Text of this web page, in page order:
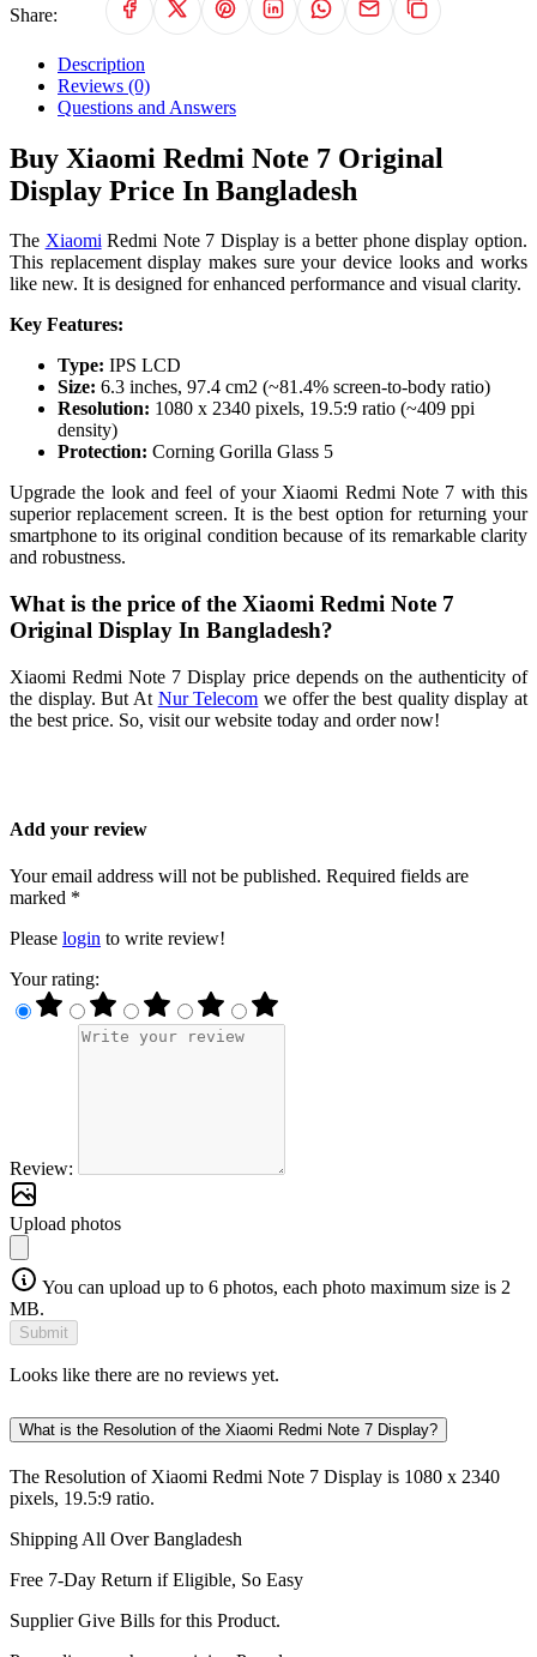
Share:
Description
Reviews (0)
Questions and Answers
Buy Xiaomi Redmi Note 7 Original
Display Price In Bangladesh
The XiaomiRedmi Note 7 Display is a better phone display option.
This replacement display makes sure your device looks and works
like new. It is designed for enhanced performance and visual clarity.
Key Features:
Type: IPS LCD
Size: 6.3 inches, 97.4 cm2 (~81.4% screen-to-body ratio)
Resolution: 1080 x 2340 pixels, 19.5:9 ratio (~409 ppi
density)
Protection: Corning Gorilla Glass 5
Upgrade the look and feel of your Xiaomi Redmi Note 7 with this
superior replacement screen. It is the best option for returning your
smartphone to its original condition because of its remarkable clarity
and robustness.
What is the price of the Xiaomi Redmi Note 7
Original Display In Bangladesh?
Xiaomi Redmi Note 7 Display price depends on the authenticity of
the display. But At Nur Telecom we offer the best quality display at
the best price. So, visit our website today and order now!
Add your review
Your email address will not be published. Required fields are
marked *
Please login to write review!
Your rating:
Review:
Upload photos
You can upload up to 6 photos, each photo maximum size is 2
MB.
Submit
Looks like there are no reviews yet.
What is the Resolution of the Xiaomi Redmi Note 7 Display?
The Resolution of Xiaomi Redmi Note 7 Display is 1080 x 2340
pixels, 19.5:9 ratio.
Shipping All Over Bangladesh
Free 7-Day Return if Eligible, So Easy
Supplier Give Bills for this Product.